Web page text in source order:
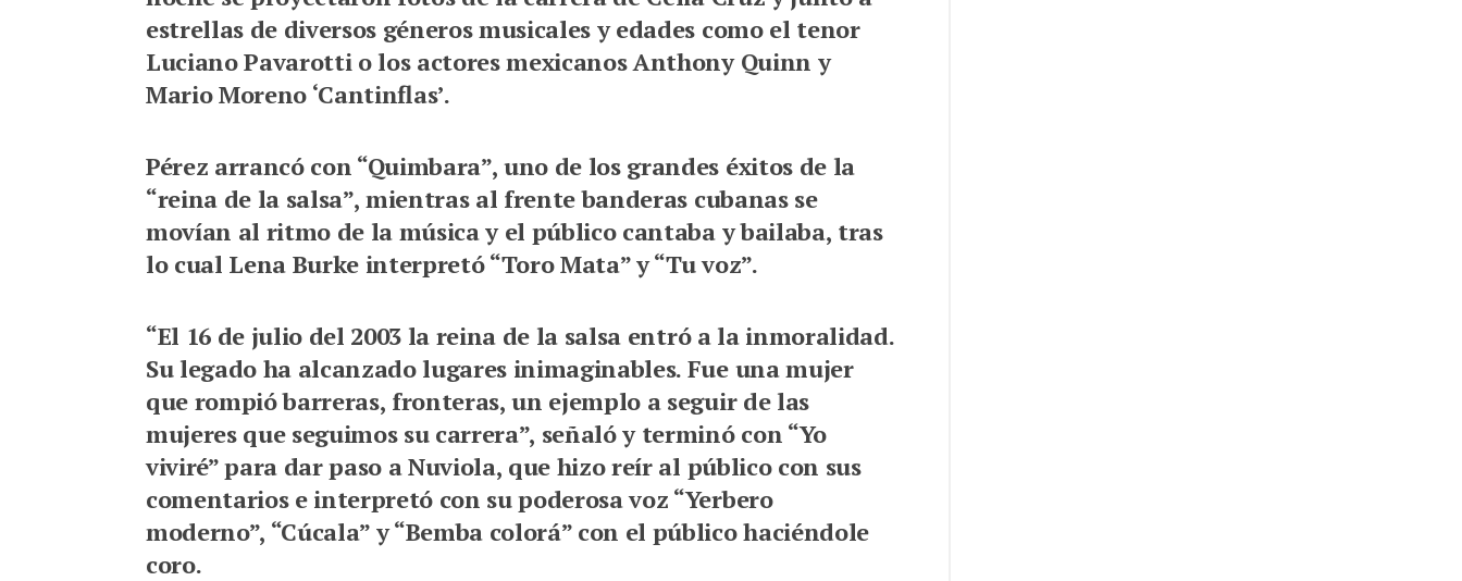
estrellas de diversos géneros musicales y edades como el tenor
Luciano Pavarotti o los actores mexicanos Anthony Quinn y
Mario Moreno ‘Cantinflas’.
Pérez arrancó con “Quimbara”, uno de los grandes éxitos de la
“reina de la salsa”, mientras al frente banderas cubanas se
movían al ritmo de la música y el público cantaba y bailaba, tras
lo cual Lena Burke interpretó “Toro Mata” y “Tu voz”.
“El 16 de julio del 2003 la reina de la salsa entró a la inmoralidad.
Su legado ha alcanzado lugares inimaginables. Fue una mujer
que rompió barreras, fronteras, un ejemplo a seguir de las
mujeres que seguimos su carrera”, señaló y terminó con “Yo
viviré” para dar paso a Nuviola, que hizo reír al público con sus
comentarios e interpretó con su poderosa voz “Yerbero
moderno”, “Cúcala” y “Bemba colorá” con el público haciéndole
coro.